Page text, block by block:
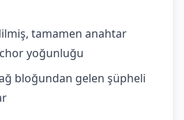
tamamen anahtar
yoğunluğu
ağ bloğundan gelen şüpheli